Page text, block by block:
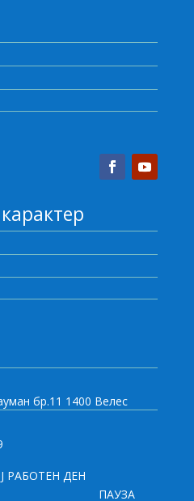
бр.11 1400 Велес
РАБОТЕН ДЕН
ЧАСОТ, ПАУЗА